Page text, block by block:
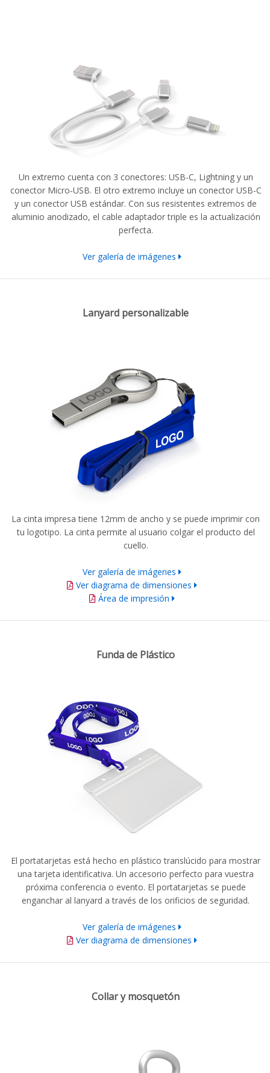
Un extremo cuenta con 3 conectores: USB-C, Lightning y un
conector Micro-USB. El otro extremo incluye un conector USB-C
y un conector USB estándar. Con sus resistentes extremos de
aluminio anodizado, el cable adaptador triple es la actualización
perfecta.
Ver galería de imágenes
Lanyard personalizable
La cinta impresa tiene 12mm de ancho y se puede imprimir con
tu logotipo. La cinta permite al usuario colgar el producto del
cuello.
Ver galería de imágenes
Ver diagrama de dimensiones
Área de impresión
Funda de Plástico
El portatarjetas está hecho en plástico translúcido para mostrar
una tarjeta identificativa. Un accesorio perfecto para vuestra
próxima conferencia o evento. El portatarjetas se puede
enganchar al lanyard a través de los orificios de seguridad.
Ver galería de imágenes
Ver diagrama de dimensiones
Collar y mosquetón